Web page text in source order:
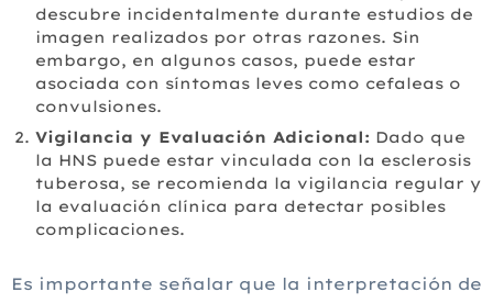
descubre incidentalmente durante estudios de
imagen realizados por otras razones. Sin
embargo, en algunos casos, puede estar
asociada con síntomas leves como cefaleas o
convulsiones.
Vigilancia y Evaluación Adicional: Dado que
la HNS puede estar vinculada con la esclerosis
tuberosa, se recomienda la vigilancia regular y
la evaluación clínica para detectar posibles
complicaciones.
Es importante señalar que la interpretación de